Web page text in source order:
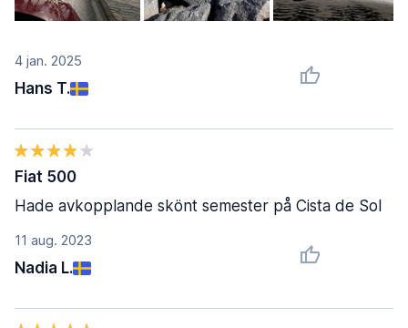
4 jan. 2025
Hans T.
11 aug. 2023
Nadia L.
Fiat 500
Hade avkopplande skönt semester på Cista de Sol